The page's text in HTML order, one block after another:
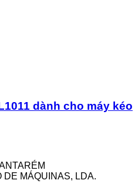
dành cho máy kéo
MÁQUINAS, LDA.